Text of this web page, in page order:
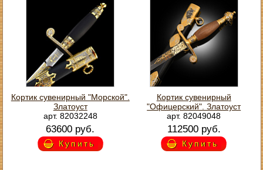
Кортик сувенирный "Морской".
Златоуст
арт. 82032248
63600 руб.
Купить
Кортик сувенирный
"Офицерский". Златоуст
арт. 82049048
112500 руб.
Купить